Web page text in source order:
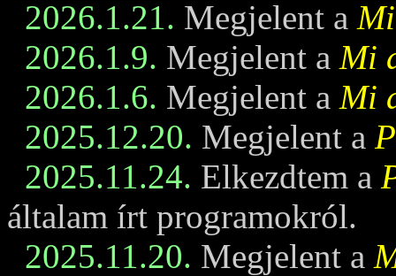
2026.1.21. Megjelent a
2026.1.9. Megjelent a Mi
2026.1.6. Megjelent a Mi
2025.12.20. Megjelent a
2025.11.24. Elkezdtem a
általam írt programokról.
2025.11.20. Megjelent a